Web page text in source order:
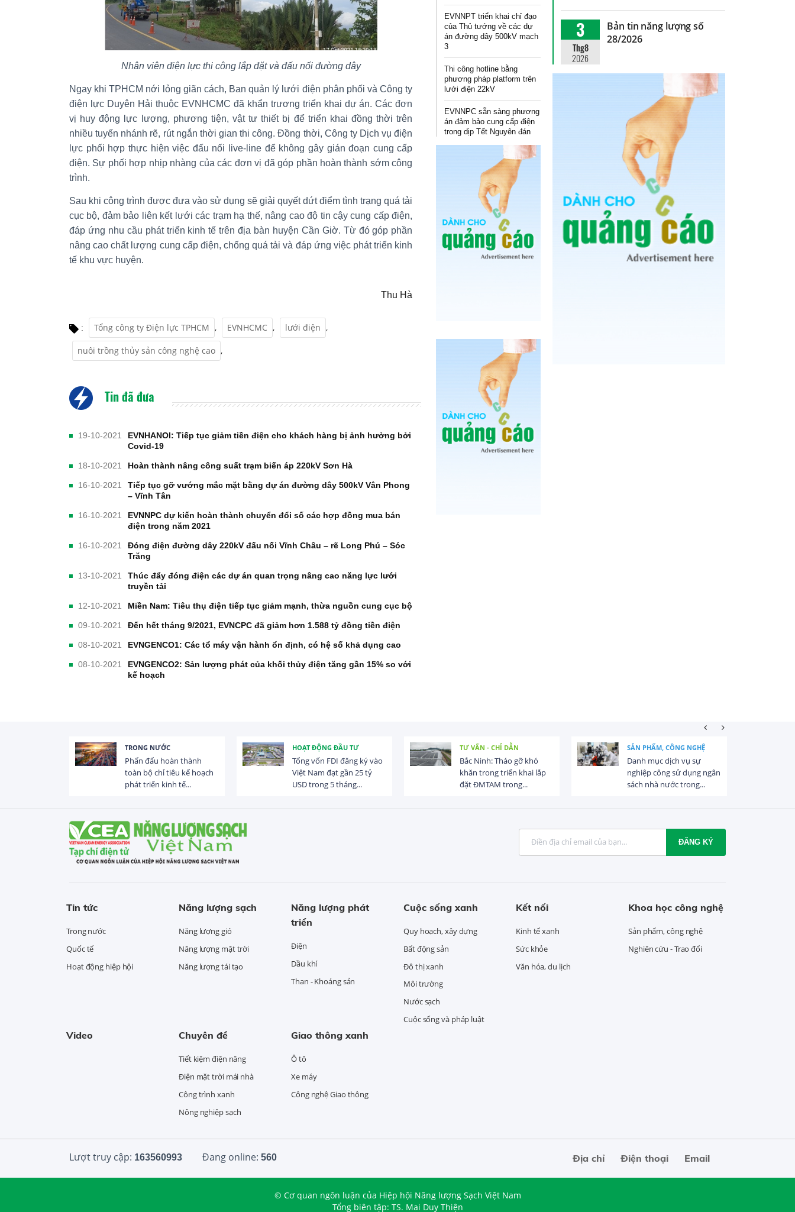
Nhân viên điện lực thi công lắp đặt và đấu nối đường dây
Ngay khi TPHCM nới lỏng giãn cách, Ban quản lý lưới điện phân phối và Công ty
điện lực Duyên Hải thuộc EVNHCMC đã khẩn trương triển khai dự án. Các đơn
vị huy động lực lượng, phương tiện, vật tư thiết bị để triển khai đồng thời trên
nhiều tuyến nhánh rẽ, rút ngắn thời gian thi công. Đồng thời, Công ty Dịch vụ điện
lực phối hợp thực hiện việc đấu nối live-line để không gây gián đoạn cung cấp
điện. Sự phối hợp nhịp nhàng của các đơn vị đã góp phần hoàn thành sớm công
trình.
Sau khi công trình được đưa vào sử dụng sẽ giải quyết dứt điểm tình trạng quá tải
cục bộ, đảm bảo liên kết lưới các trạm hạ thế, nâng cao độ tin cậy cung cấp điện,
đáp ứng nhu cầu phát triển kinh tế trên địa bàn huyện Cần Giờ. Từ đó góp phần
nâng cao chất lượng cung cấp điện, chống quá tải và đáp ứng việc phát triển kinh
tế khu vực huyện.
Thu Hà
: Tổng công ty Điện lực TPHCM , EVNHCMC , lưới điện ,
nuôi trồng thủy sản công nghệ cao ,
Tin đã đưa
19-10-2021
EVNHANOI: Tiếp tục giảm tiền điện cho khách hàng bị ảnh hưởng bởi
Covid-19
18-10-2021 Hoàn thành nâng công suất trạm biến áp 220kV Sơn Hà
16-10-2021
Tiếp tục gỡ vướng mắc mặt bằng dự án đường dây 500kV Vân Phong
– Vĩnh Tân
16-10-2021
EVNNPC dự kiến hoàn thành chuyển đổi số các hợp đồng mua bán
điện trong năm 2021
16-10-2021
Đóng điện đường dây 220kV đấu nối Vĩnh Châu – rẽ Long Phú – Sóc
Trăng
13-10-2021
Thúc đẩy đóng điện các dự án quan trọng nâng cao năng lực lưới
truyền tải
12-10-2021 Miền Nam: Tiêu thụ điện tiếp tục giảm mạnh, thừa nguồn cung cục bộ
09-10-2021 Đến hết tháng 9/2021, EVNCPC đã giảm hơn 1.588 tỷ đồng tiền điện
08-10-2021 EVNGENCO1: Các tổ máy vận hành ổn định, có hệ số khả dụng cao
08-10-2021
EVNGENCO2: Sản lượng phát của khối thủy điện tăng gần 15% so với
kế hoạch
EVNNPT triển khai chỉ đạo
của Thủ tướng về các dự
án đường dây 500kV mạch
3
Thi công hotline bằng
phương pháp platform trên
lưới điện 22kV
EVNNPC sẵn sàng phương
án đảm bảo cung cấp điện
trong dịp Tết Nguyên đán
3
Thg8
2026
Bản tin năng lượng số
28/2026
TRONG NƯỚC
Phấn đấu hoàn thành
toàn bộ chỉ tiêu kế hoạch
phát triển kinh tế...
HOẠT ĐỘNG ĐẦU TƯ
Tổng vốn FDI đăng ký vào
Việt Nam đạt gần 25 tỷ
USD trong 5 tháng...
TƯ VẤN - CHỈ DẪN
Bắc Ninh: Tháo gỡ khó
khăn trong triển khai lắp
đặt ĐMTAM trong...
SẢN PHẨM, CÔNG NGHỆ
Danh mục dịch vụ sự
nghiệp công sử dụng ngân
sách nhà nước trong...
ĐĂNG KÝ
Tin tức
Trong nước
Quốc tế
Hoạt động hiệp hội
Năng lượng sạch
Năng lượng gió
Năng lượng mặt trời
Năng lượng tái tạo
Năng lượng phát
triển
Điện
Dầu khí
Than - Khoáng sản
Cuộc sống xanh
Quy hoạch, xây dựng
Bất động sản
Đô thị xanh
Môi trường
Nước sạch
Cuộc sống và pháp luật
Kết nối
Kinh tế xanh
Sức khỏe
Văn hóa, du lịch
Khoa học công nghệ
Sản phẩm, công nghệ
Nghiên cứu - Trao đổi
Video Chuyên đề
Tiết kiệm điện năng
Điện mặt trời mái nhà
Công trình xanh
Nông nghiệp sạch
Giao thông xanh
Ô tô
Xe máy
Công nghệ Giao thông
Lượt truy cập: 163560993 Đang online: 560 Email
Điện thoại
Địa chỉ
© Cơ quan ngôn luận của Hiệp hội Năng lượng Sạch Việt Nam
Tổng biên tập: TS. Mai Duy Thiện